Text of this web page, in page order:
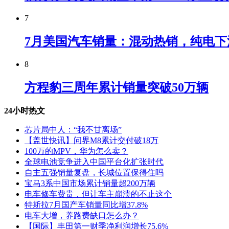
7
7月美国汽车销量：混动热销，纯电
8
方程豹三周年累计销量突破50万辆
24小时热文
芯片局中人：“我不甘离场”
【盖世快讯】问界M8累计交付破18万
100万的MPV，华为怎么卖？
全球电池竞争进入中国平台化扩张时代
自主五强销量复盘，长城位置保得住吗
宝马3系中国市场累计销量超200万辆
电车修车费贵，但让车主崩溃的不止这个
特斯拉7月国产车销量同比增37.8%
电车大增，养路费缺口怎么办？
【国际】丰田第一财季净利润增长75.6%